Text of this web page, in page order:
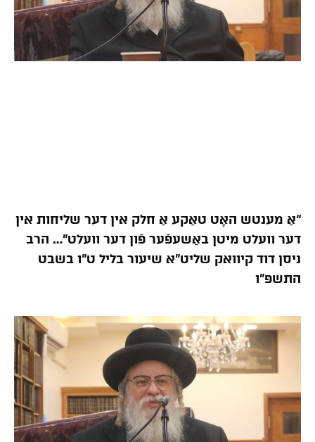
“אַ מענטש האָט טאַקע אַ חלק אין דער שליחות אין
דער וועלט מיטן באַשעפֿער פֿון דער וועלט”… הרב
ניסן דוד קיוואק שליט”א שיעור בליל ט”ו בשבט
התשפ”ו